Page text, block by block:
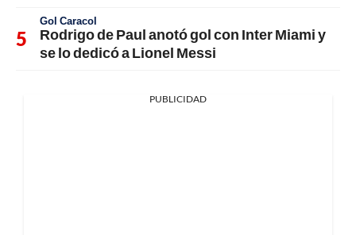
Gol Caracol
Rodrigo de Paul anotó gol con Inter Miami y
se lo dedicó a Lionel Messi
PUBLICIDAD